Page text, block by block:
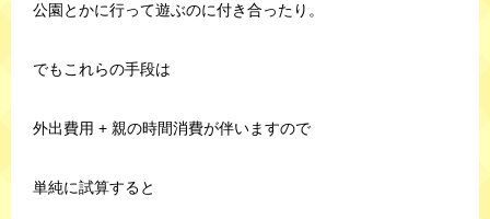
公園とかに行って遊ぶのに付き合ったり。
でもこれらの手段は
外出費用 + 親の時間消費が伴いますので
単純に試算すると